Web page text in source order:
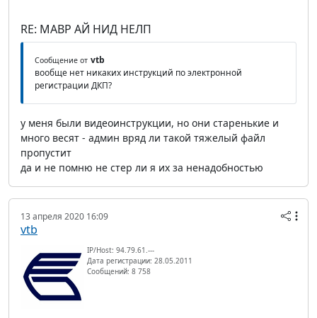
RE: МАВР АЙ НИД НЕЛП
Сообщение от vtb
вообще нет никаких инструкций по электронной
регистрации ДКП?
у меня были видеоинструкции, но они старенькие и
много весят - админ вряд ли такой тяжелый файл
пропустит
да и не помню не стер ли я их за ненадобностью
13 апреля 2020 16:09
vtb
IP/Host: 94.79.61.---
Дата регистрации: 28.05.2011
Сообщений: 8 758